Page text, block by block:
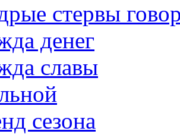
стервы
денег
славы
сезона